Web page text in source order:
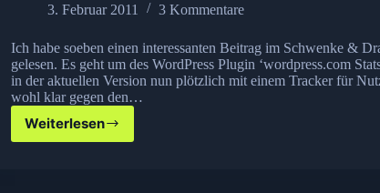
3. Februar 2011
3 Kommentare
Ich habe soeben einen interessanten Beitrag im Schwenke &
gelesen. Es geht um des WordPress Plugin ‘wordpress.com
in der aktuellen Version nun plötzlich mit einem Tracker für
wohl klar gegen den…
Weiterlesenwordpress.com